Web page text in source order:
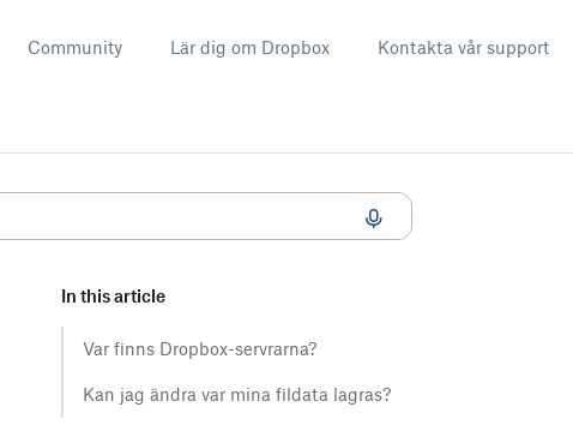
Community Lär dig om Dropbox Kontakta vår support
In this article
Var finns Dropbox-servrarna?
Kan jag ändra var mina fildata lagras?